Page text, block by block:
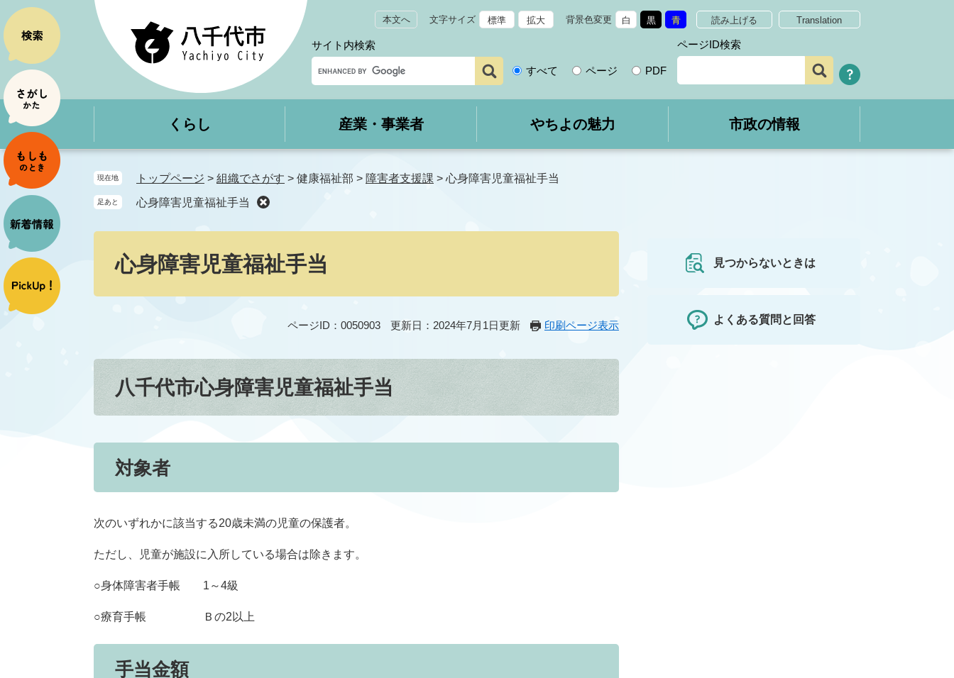
ー
ジ
の
先
頭
で
す
。
ニ
ュ
ー
を
飛
ば
し
て
本
文
本文へ 文字サイズ 標準 拡大 背景色変更 白 黒 青 読み上げる Translation
サイト内検索
すべて ページ PDF
ページID検索
くらし 産業・事業者 やちよの魅力 市政の情報
現在地 トップページ > 組織でさがす > 健康福祉部 > 障害者支援課 > 心身障害児童福祉手当
足あと 心身障害児童福祉手当
心身障害児童福祉手当
ページID：0050903 更新日：2024年7月1日更新 印刷ページ表示
八千代市心身障害児童福祉手当
対象者
次のいずれかに該当する20歳未満の児童の保護者。
ただし、児童が施設に入所している場合は除きます。
○身体障害者手帳 1～4級
○療育手帳 Ｂの2以上
手当金額
見つからないときは
よくある質問と回答